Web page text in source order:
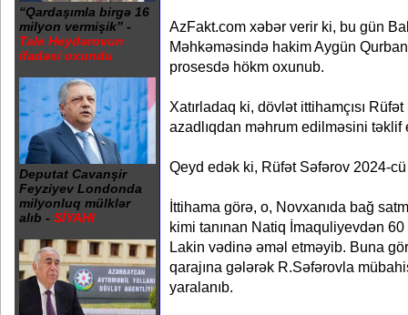
“Qardaşımla birgə 16
milyon vermişik” -
Tale Heydərovun
ifadəsi oxundu
Deputat Cavanşir
Feyziyev Londonda
milyonluq mülklər
alıb - SİYAHI
AzFakt.com xəbər verir ki, bu gün
Məhkəməsində hakim Aygün
prosesdə hökm oxunub.
Xatırladaq ki, dövlət ittihamçısı
azadlıqdan məhrum edilməsini təklif
Qeyd edək ki, Rüfət Səfərov 2024-cü
İttihama görə, o, Novxanıda bağ
kimi tanınan Natiq İmaquliyevdən
Lakin vədinə əməl etməyib. Buna
qarajına gələrək R.Səfərovla
yaralanıb.